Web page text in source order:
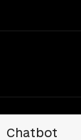
Chatbot